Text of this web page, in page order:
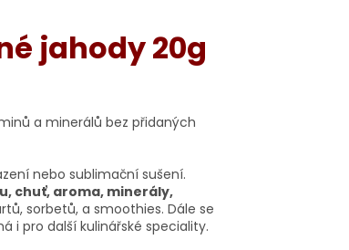
jahody 20g
a minerálů bez přidaných
nebo sublimační sušení.
chuť, aroma, minerály,
sorbetů, a smoothies. Dále se
i pro další kulinářské speciality.